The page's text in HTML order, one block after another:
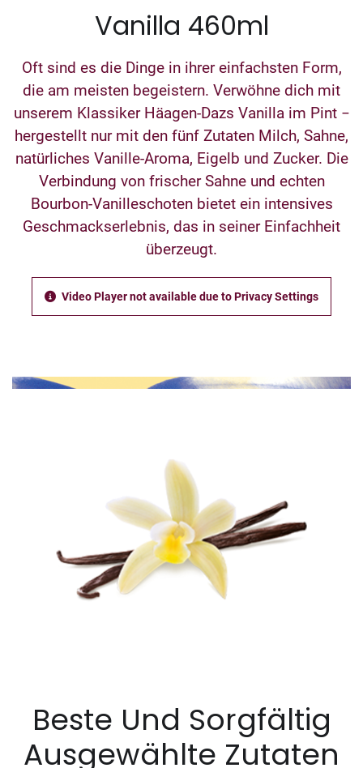
Vanilla 460ml
Oft sind es die Dinge in ihrer einfachsten Form,
die am meisten begeistern. Verwöhne dich mit
unserem Klassiker Häagen-Dazs Vanilla im Pint −
hergestellt nur mit den fünf Zutaten Milch, Sahne,
natürliches Vanille-Aroma, Eigelb und Zucker. Die
Verbindung von frischer Sahne und echten
Bourbon-Vanilleschoten bietet ein intensives
Geschmackserlebnis, das in seiner Einfachheit
überzeugt.
Video Player not available due to Privacy Settings
Beste Und Sorgfältig
Ausgewählte Zutaten